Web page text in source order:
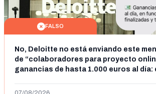
FALSO
No, Deloitte no está enviando este
de “colaboradores para proyecto
ganancias de hasta 1.000 euros al día: